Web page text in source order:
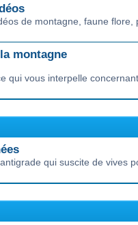
de montagne, faune flore,
montagne
qui vous interpelle
qui suscite de vives